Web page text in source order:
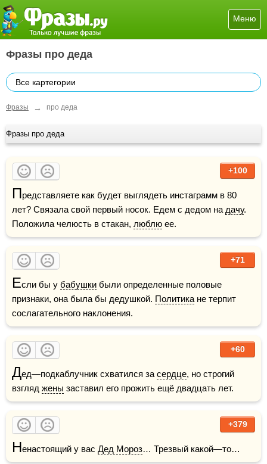
Меню
Фразы про деда
Все картегории
Фразы → про деда
Фразы про деда
+100
Представляете как будет выглядеть инстаграмм в 80
лет? Связала свой первый носок. Едем с дедом на дачу.
Положила челюсть в стакан, люблю ее.
+71
Если бы у бабушки были определенные половые
признаки, она была бы дедушкой. Политика не терпит
сослагательного наклонения.
+60
Дед—подкаблучник схватился за сердце, но строгий
взгляд жены заставил его прожить ещё двадцать лет.
+379
Ненастоящий у вас Дед Мороз… Трезвый какой—то…